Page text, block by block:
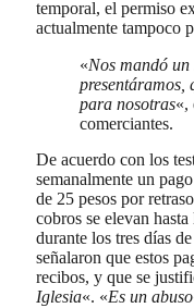
temporal, el permiso
actualmente tampoco
«Nos mandó
presentáramos,
para nosotras«,
comerciantes.
De acuerdo con los
semanalmente un
de 25 pesos por
cobros se elevan
durante los tres días
señalaron que estos
recibos, y que se
Iglesia«. «Es un abuso